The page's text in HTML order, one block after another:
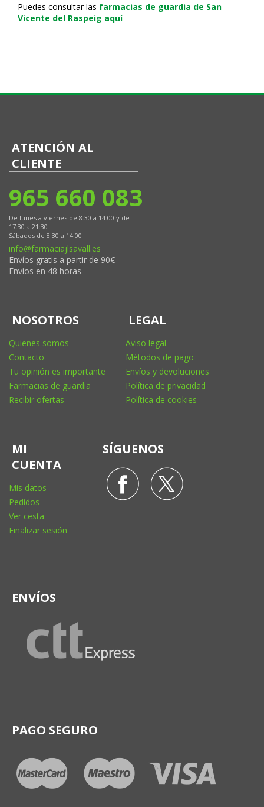
Puedes consultar las farmacias de guardia de San
Vicente del Raspeig aquí
ATENCIÓN AL
CLIENTE
965 660 083
De lunes a viernes de 8:30 a 14:00 y de
17:30 a 21:30
Sábados de 8:30 a 14:00
info@farmaciajlsavall.es
Envíos gratis a partir de 90€
Envíos en 48 horas
NOSOTROS
Quienes somos
Contacto
Tu opinión es importante
Farmacias de guardia
Recibir ofertas
LEGAL
Aviso legal
Métodos de pago
Envíos y devoluciones
Política de privacidad
Política de cookies
MI
CUENTA
Mis datos
Pedidos
Ver cesta
Finalizar sesión
SÍGUENOS
ENVÍOS
PAGO SEGURO